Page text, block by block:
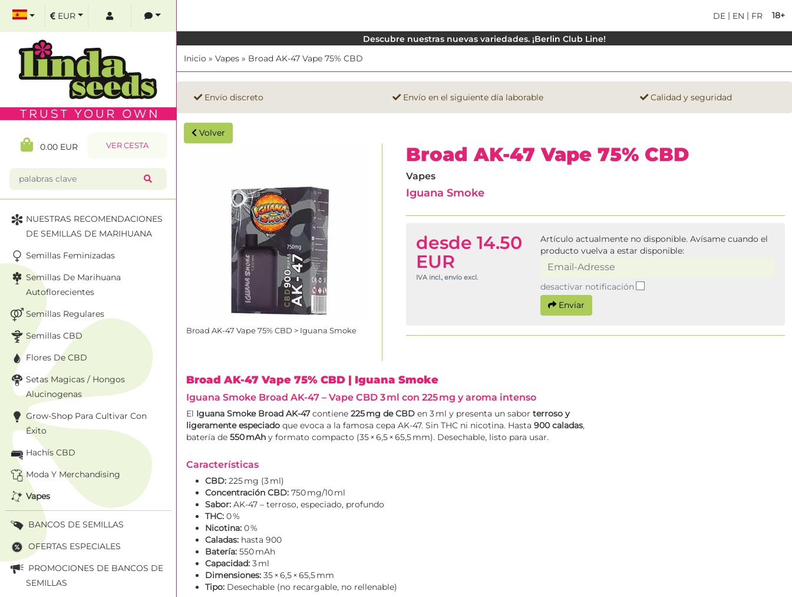
18+
DE | EN | FR
Descubre nuestras nuevas variedades. ¡Berlin Club Line!
Inicio » Vapes » Broad AK-47 Vape 75% CBD
Envío discreto Envío en el siguiente día laborable Calidad y seguridad
Volver
Broad AK-47 Vape 75% CBD > Iguana Smoke
Broad AK-47 Vape 75% CBD
Vapes
Iguana Smoke
desde 14.50
EUR
IVA incl., envío excl.
Artículo actualmente no disponible. Avísame cuando el
producto vuelva a estar disponible:
desactivar notificación
Enviar
Broad AK-47 Vape 75% CBD | Iguana Smoke
Iguana Smoke Broad AK‑47 – Vape CBD 3 ml con 225 mg y aroma intenso
El Iguana Smoke Broad AK‑47contiene 225 mg de CBD en 3 ml y presenta un sabor terroso y
ligeramente especiado que evoca a la famosa cepa AK‑47. Sin THC ni nicotina. Hasta 900 caladas,
batería de 550 mAh y formato compacto (35 × 6,5 × 65,5 mm). Desechable, listo para usar.
Características
CBD: 225 mg (3 ml)
Concentración CBD: 750 mg/10 ml
Sabor: AK‑47 – terroso, especiado, profundo
THC: 0 %
Nicotina: 0 %
Caladas: hasta 900
Batería: 550 mAh
Capacidad: 3 ml
Dimensiones: 35 × 6,5 × 65,5 mm
Tipo: Desechable (no recargable, no rellenable)
EUR
0.00 EUR VER CESTA
NUESTRAS RECOMENDACIONES
DE SEMILLAS DE MARIHUANA
Semillas Feminizadas
Semillas De Marihuana
Autoflorecientes
Semillas Regulares
Semillas CBD
Flores De CBD
Setas Magicas / Hongos
Alucinogenas
Grow-Shop Para Cultivar Con
Éxito
Hachís CBD
Moda Y Merchandising
Vapes
BANCOS DE SEMILLAS
OFERTAS ESPECIALES
PROMOCIONES DE BANCOS DE
SEMILLAS